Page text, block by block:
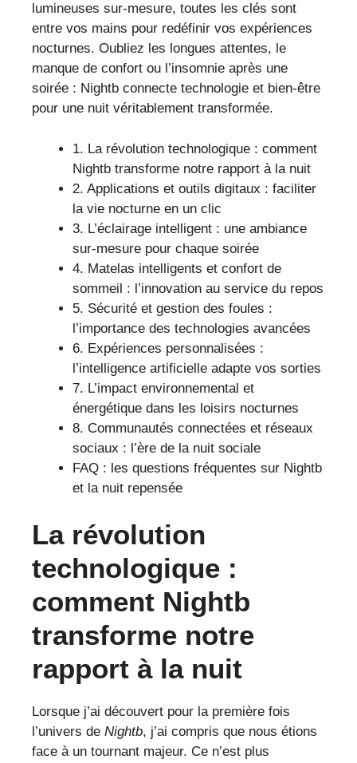
lumineuses sur-mesure, toutes les clés sont
entre vos mains pour redéfinir vos expériences
nocturnes. Oubliez les longues attentes, le
manque de confort ou l’insomnie après une
soirée : Nightb connecte technologie et bien-être
pour une nuit véritablement transformée.
1. La révolution technologique : comment
Nightb transforme notre rapport à la nuit
2. Applications et outils digitaux : faciliter
la vie nocturne en un clic
3. L’éclairage intelligent : une ambiance
sur-mesure pour chaque soirée
4. Matelas intelligents et confort de
sommeil : l’innovation au service du repos
5. Sécurité et gestion des foules :
l’importance des technologies avancées
6. Expériences personnalisées :
l’intelligence artificielle adapte vos sorties
7. L’impact environnemental et
énergétique dans les loisirs nocturnes
8. Communautés connectées et réseaux
sociaux : l’ère de la nuit sociale
FAQ : les questions fréquentes sur Nightb
et la nuit repensée
La révolution
technologique :
comment Nightb
transforme notre
rapport à la nuit
Lorsque j’ai découvert pour la première fois
l’univers de Nightb, j’ai compris que nous étions
face à un tournant majeur. Ce n’est plus